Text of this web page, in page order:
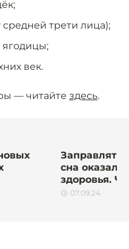
трети лица);
ягодицы;
век.
— читайте здесь.
Заправлять
сна
здоровья.
07.09.24